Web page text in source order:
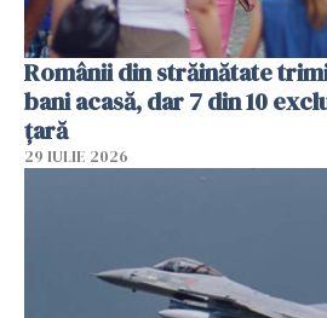
Românii din străinătate
bani acasă, dar 7 din 10
țară
29 IULIE 2026